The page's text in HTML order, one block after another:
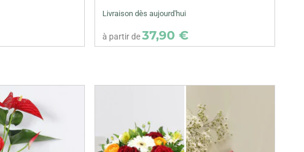
Livraison dès aujourd'hui
à partir de37,90 €